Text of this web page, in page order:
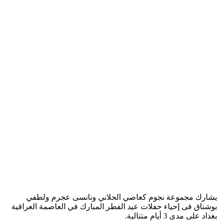
يشارك مجموعة نجوم كعاصي الحلاني ونانسى عجرم ولطفي
بوشناق فى إحياء حفلات عيد الفطر المبارك في العاصمة العراقية
بغداد على مدى 3 أيام متتالية.